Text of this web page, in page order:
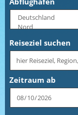
Reiseziel suchen
Zeitraum ab